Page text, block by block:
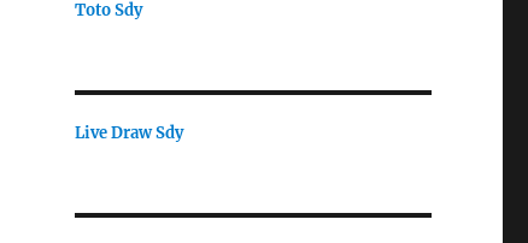
Toto Sdy
Live Draw Sdy